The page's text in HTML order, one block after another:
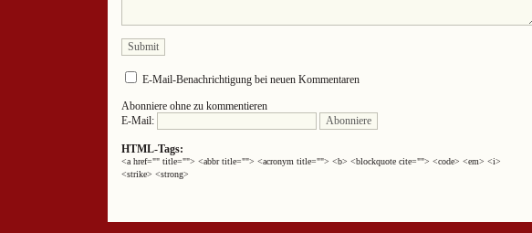
E-Mail-Benachrichtigung bei neuen Kommentaren
Abonniere ohne zu kommentieren
E-Mail:
HTML-Tags:
<a href="" title=""> <abbr title=""> <acronym title=""> <b> <blockquote cite=""> <code> <em> <i>
<strike> <strong>